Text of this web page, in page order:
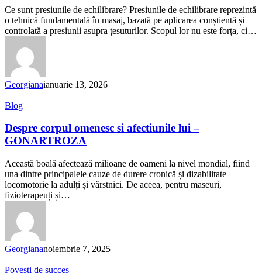
in
plus
pentru
cursantii
Biofocus
Ce sunt presiunile de echilibrare? Presiunile de echilibrare reprezintă
o tehnică fundamentală în masaj, bazată pe aplicarea conștientă și
controlată a presiunii asupra țesuturilor. Scopul lor nu este forța, ci…
Georgianaianuarie 13, 2026
Despre
omenesc
si
afectiunile
–
GONARTROZA
Blog
Despre corpul omenesc si afectiunile lui –
GONARTROZA
Această boală afectează milioane de oameni la nivel mondial, fiind
una dintre principalele cauze de durere cronică și dizabilitate
locomotorie la adulți și vârstnici. De aceea, pentru maseuri,
fizioterapeuți și…
Georgiananoiembrie 7, 2025
Mihaela
Povesti de succes